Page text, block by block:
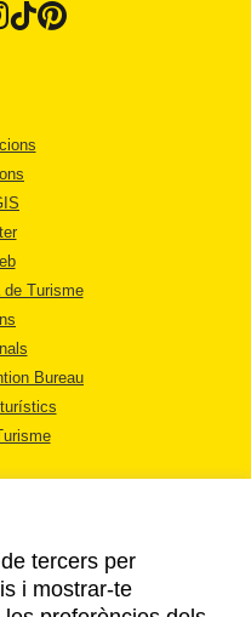
de Turisme
Bureau
tercers per
i mostrar-te